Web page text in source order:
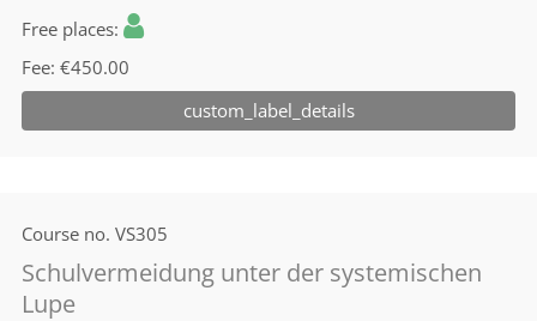
Free places
Fee €450.00
custom_label_details
Course no. VS305
Schulvermeidung unter der systemischen
Lupe